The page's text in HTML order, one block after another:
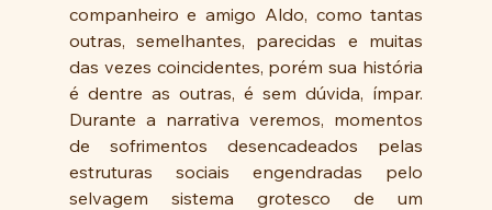
companheiro e amigo Aldo, como tantas
outras, semelhantes, parecidas e muitas
das vezes coincidentes, porém sua história
é dentre as outras, é sem dúvida, ímpar.
Durante a narrativa veremos, momentos
de sofrimentos desencadeados pelas
estruturas sociais engendradas pelo
selvagem sistema grotesco de um